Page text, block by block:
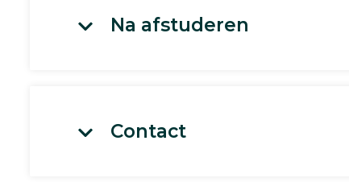
Na afstuderen
Contact